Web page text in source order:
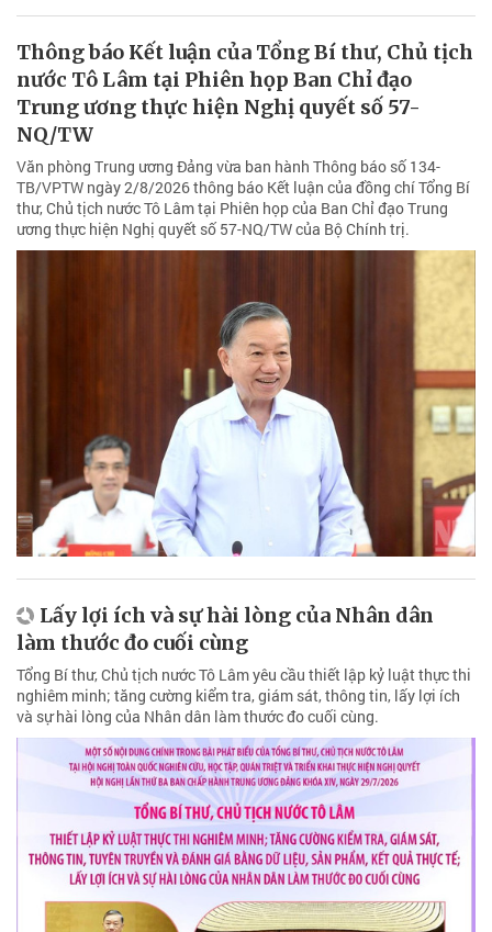
Thông báo Kết luận của Tổng Bí thư, Chủ tịch
nước Tô Lâm tại Phiên họp Ban Chỉ đạo
Trung ương thực hiện Nghị quyết số 57-
NQ/TW
Văn phòng Trung ương Đảng vừa ban hành Thông báo số 134-
TB/VPTW ngày 2/8/2026 thông báo Kết luận của đồng chí Tổng Bí
thư, Chủ tịch nước Tô Lâm tại Phiên họp của Ban Chỉ đạo Trung
ương thực hiện Nghị quyết số 57-NQ/TW của Bộ Chính trị.
Lấy lợi ích và sự hài lòng của Nhân dân
làm thước đo cuối cùng
Tổng Bí thư, Chủ tịch nước Tô Lâm yêu cầu thiết lập kỷ luật thực thi
nghiêm minh; tăng cường kiểm tra, giám sát, thông tin, lấy lợi ích
và sự hài lòng của Nhân dân làm thước đo cuối cùng.